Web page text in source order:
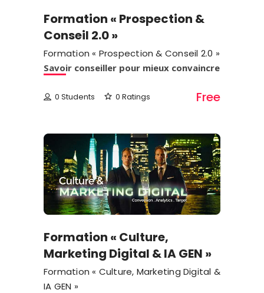
Formation « Prospection &
Conseil 2.0 »
Formation « Prospection & Conseil 2.0 »
Savoir conseiller pour mieux convaincre
0 Students 0 Ratings Free
Formation « Culture,
Marketing Digital & IA GEN »
Formation « Culture, Marketing Digital &
IA GEN »